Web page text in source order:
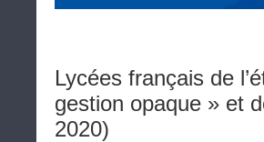
Lycées français de
gestion opaque » et
2020)